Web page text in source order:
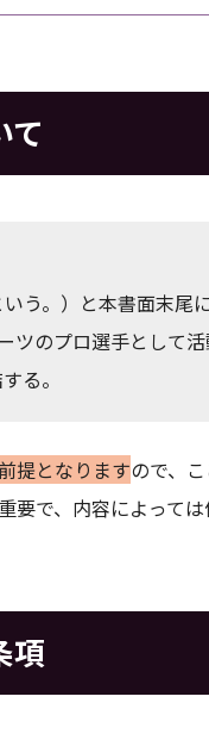
て
。）と本書面末尾
ツのプロ選手として
る。
提となりますので、
要で、内容によって
項